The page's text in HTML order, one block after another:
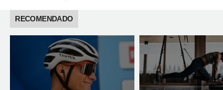
RECOMENDADO